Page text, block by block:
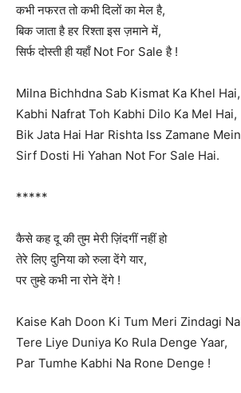
कभी नफरत तो कभी दिलों का मेल है,
बिक जाता है हर रिश्ता इस ज़माने में,
सिर्फ दोस्ती ही यहाँ Not For Sale है !
Milna Bichhdna Sab Kismat Ka Khel Hai,
Kabhi Nafrat Toh Kabhi Dilo Ka Mel Hai,
Bik Jata Hai Har Rishta Iss Zamane
Sirf Dosti Hi Yahan Not For Sale Hai.
*****
कैसे कह दू की तुम मेरी ज़िंदगीं नहीं हो
तेरे लिए दुनिया को रुला देंगे यार,
पर तुम्हे कभी ना रोने देंगे !
Kaise Kah Doon Ki Tum Meri Zindagi
Tere Liye Duniya Ko Rula Denge Yaar,
Par Tumhe Kabhi Na Rone Denge !